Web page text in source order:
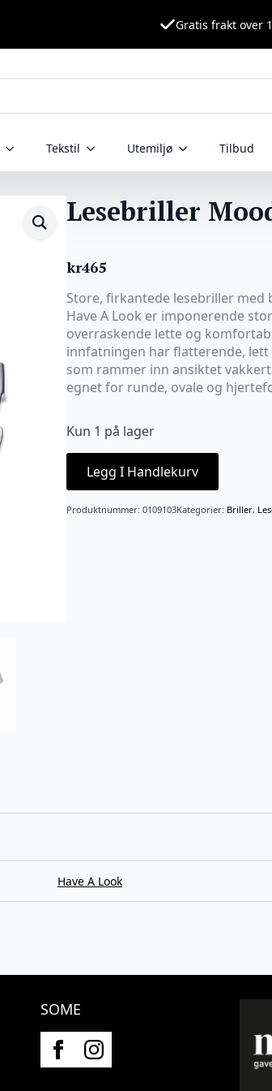
Gratis frakt over
Tekstil Utemiljø Tilbud
Lesebriller
kr465
Store, firkantede lesebriller med
Have A Look er imponerende
overraskende lette og
innfatningen har flatterende,
som rammer inn ansiktet
egnet for runde, ovale og
Kun 1 på lager
Legg I Handlekurv
Produktnummer: 0109103Kategorier: Briller,
Have A Look
SOME